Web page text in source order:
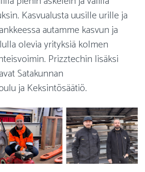
Kasvualusta uusille urille ja
autamme kasvun ja
olevia yrityksiä kolmen
Prizztechin lisäksi
Satakunnan
ja Keksintösäätiö.